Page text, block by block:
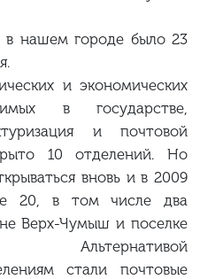
в нашем городе было 23
и экономических
в государстве,
и почтовой
10 отделений. Но
вновь и в 2009
20, в том числе два
Верх-Чумыш и поселке
Альтернативой
стали почтовые